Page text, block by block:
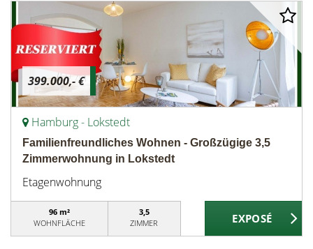
399.000,- €
Hamburg - Lokstedt
Familienfreundliches Wohnen - Großzügige 3,5
Zimmerwohnung in Lokstedt
Etagenwohnung
96 m²
WOHNFLÄCHE
3,5
ZIMMER